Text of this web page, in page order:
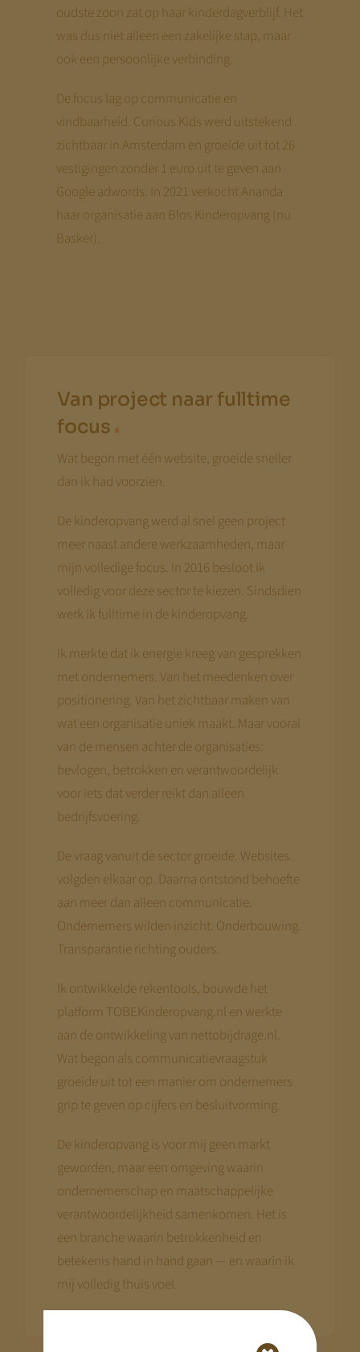
oudste zoon zat op haar kinderdagverblijf. Het
was dus niet alleen een zakelijke stap, maar
ook een persoonlijke verbinding.
De focus lag op communicatie en
vindbaarheid. Curious Kids werd uitstekend
zichtbaar in Amsterdam en groeide uit tot 26
vestigingen zonder 1 euro uit te geven aan
Google adwords. In 2021 verkocht Ananda
haar organisatie aan Blos Kinderopvang (nu
Basker).
Van project naar fulltime
focus .
Wat begon met één website, groeide sneller
dan ik had voorzien.
De kinderopvang werd al snel geen project
meer naast andere werkzaamheden, maar
mijn volledige focus. In 2016 besloot ik
volledig voor deze sector te kiezen. Sindsdien
werk ik fulltime in de kinderopvang.
Ik merkte dat ik energie kreeg van gesprekken
met ondernemers. Van het meedenken over
positionering. Van het zichtbaar maken van
wat een organisatie uniek maakt. Maar vooral
van de mensen achter de organisaties:
bevlogen, betrokken en verantwoordelijk
voor iets dat verder reikt dan alleen
bedrijfsvoering.
De vraag vanuit de sector groeide. Websites
volgden elkaar op. Daarna ontstond behoefte
aan meer dan alleen communicatie.
Ondernemers wilden inzicht. Onderbouwing.
Transparantie richting ouders.
Ik ontwikkelde rekentools, bouwde het
platform TOBEKinderopvang.nl en werkte
aan de ontwikkeling van nettobijdrage.nl.
Wat begon als communicatievraagstuk
groeide uit tot een manier om ondernemers
grip te geven op cijfers en besluitvorming.
De kinderopvang is voor mij geen markt
geworden, maar een omgeving waarin
ondernemerschap en maatschappelijke
verantwoordelijkheid samenkomen. Het is
een branche waarin betrokkenheid en
betekenis hand in hand gaan — en waarin ik
mij volledig thuis voel.